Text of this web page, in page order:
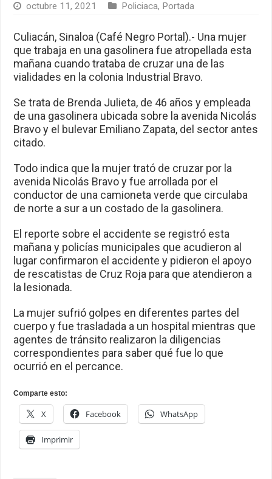
octubre 11, 2021 Policiaca, Portada
Culiacán, Sinaloa (Café Negro Portal).- Una mujer
que trabaja en una gasolinera fue atropellada esta
mañana cuando trataba de cruzar una de las
vialidades en la colonia Industrial Bravo.
Se trata de Brenda Julieta, de 46 años y empleada
de una gasolinera ubicada sobre la avenida Nicolás
Bravo y el bulevar Emiliano Zapata, del sector antes
citado.
Todo indica que la mujer trató de cruzar por la
avenida Nicolás Bravo y fue arrollada por el
conductor de una camioneta verde que circulaba
de norte a sur a un costado de la gasolinera.
El reporte sobre el accidente se registró esta
mañana y policías municipales que acudieron al
lugar confirmaron el accidente y pidieron el apoyo
de rescatistas de Cruz Roja para que atendieron a
la lesionada.
La mujer sufrió golpes en diferentes partes del
cuerpo y fue trasladada a un hospital mientras que
agentes de tránsito realizaron la diligencias
correspondientes para saber qué fue lo que
ocurrió en el percance.
Comparte esto:
X Facebook WhatsApp
Imprimir